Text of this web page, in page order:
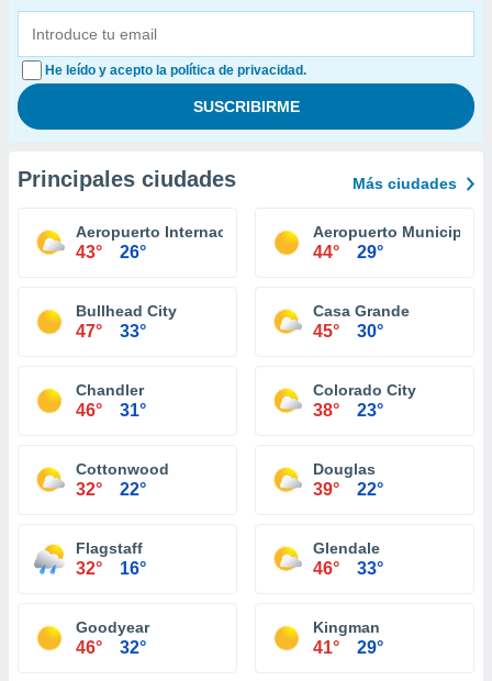
He leído y acepto la política de privacidad.
Principales ciudades Más ciudades
Aeropuerto Internacional Tucson
43° 26°
Aeropuerto Municipal
44° 29°
Bullhead City
47° 33°
Casa Grande
45° 30°
Chandler
46° 31°
Colorado City
38° 23°
Cottonwood
32° 22°
Douglas
39° 22°
Flagstaff
32° 16°
Glendale
46° 33°
Goodyear
46° 32°
Kingman
41° 29°